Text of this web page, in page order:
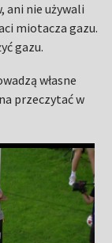
ani nie używali
miotacza gazu.
gazu.
własne
przeczytać w